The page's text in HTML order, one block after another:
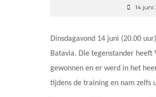
14 juni
Dinsdagavond 14 juni (20.00
Batavia. Die tegenstander
gewonnen en er werd in het
tijdens de training en nam zelfs